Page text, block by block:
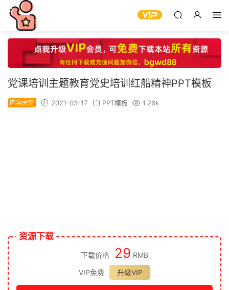
党课培训主题教育党史培训红船精神PPT模板
内容完整 2021-03-17 PPT模板 1.26k
资源下载
下载价格 29 RMB
VIP免费
升级VIP